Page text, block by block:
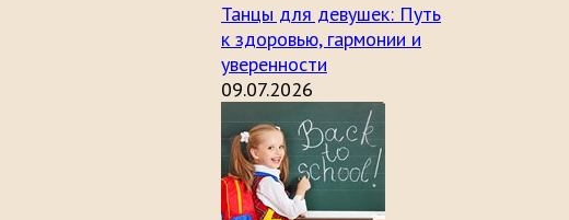
Танцы для девушек: Путь
к здоровью, гармонии и
уверенности
09.07.2026